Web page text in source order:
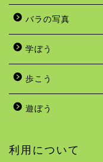
バラの写真
学ぼう
歩こう
遊ぼう
利用について